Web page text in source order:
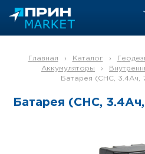
Главная › Каталог ›
Аккумуляторы
›
Батарея (CHC, 3.4Ач,
Батарея (CHC,